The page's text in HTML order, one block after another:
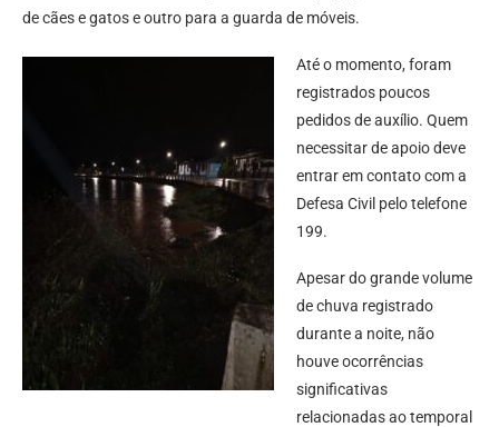
de cães e gatos e outro para a guarda de móveis.
Até o momento, foram
registrados poucos
pedidos de auxílio. Quem
necessitar de apoio deve
entrar em contato com a
Defesa Civil pelo telefone
199.
Apesar do grande volume
de chuva registrado
durante a noite, não
houve ocorrências
significativas
relacionadas ao temporal